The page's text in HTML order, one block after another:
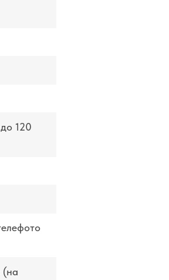
120
(на